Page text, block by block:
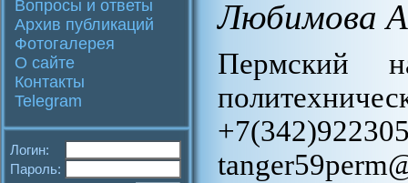
Вопросы и ответы
Архив публикаций
Фотогалерея
О сайте
Контакты
Telegram
Логин:
Пароль:
Любимова
Пермский